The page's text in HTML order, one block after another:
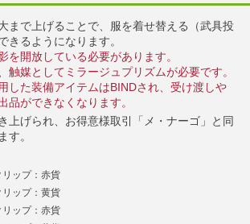
まで上げることで、服を着せ替える（武具投
きるようになります。
を開放している必要があります。
触媒としてミラージュプリズムが必要です。
した装備アイテムはBINDされ、受け渡しや
品ができなくなります。
上げられ、お得意様取引「メ・ナーゴ」と同
す。
ップ：赤貨
ップ：黄貨
ップ：赤貨